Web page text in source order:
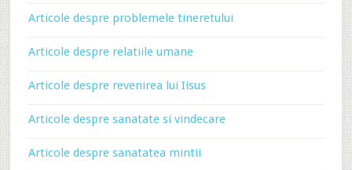
Articole despre problemele tineretului
Articole despre relatiile umane
Articole despre revenirea lui Iisus
Articole despre sanatate si vindecare
Articole despre sanatatea mintii